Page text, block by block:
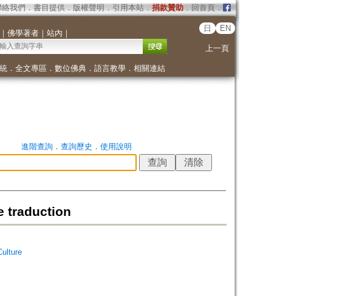
絡我們 ． 書目提供． 版權聲明 ． 引用本站． 捐款贊助．回首頁．
｜ 佛學著者｜ 站內 ｜
日 EN
上一頁
． 全文專區 ． 數位佛典． 語言教學． 相關連結
進階查詢． 查詢歷史 ． 使用說明
traduction